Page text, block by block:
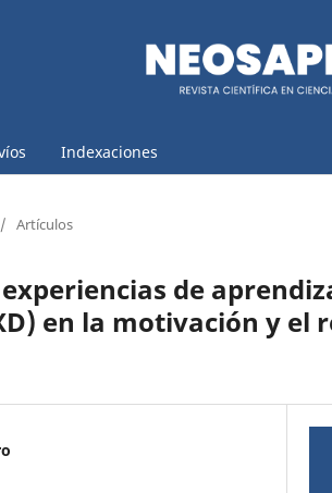
Indexaciones
/ Artículos
de
en la motivación y el